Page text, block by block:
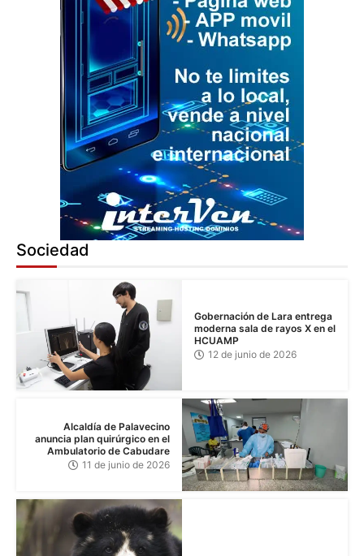
Sociedad
Gobernación de Lara entrega
moderna sala de rayos X en el
HCUAMP
12 de junio de 2026
Alcaldía de Palavecino
anuncia plan quirúrgico en el
Ambulatorio de Cabudare
11 de junio de 2026